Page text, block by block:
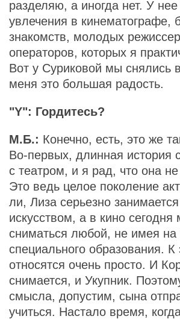
разделяю, а иногда нет. У нее
увлечения в кинематографе,
знакомств, молодых
операторов, которых я
Вот у Суриковой мы снялись
меня это большая радость.
"Y": Гордитесь?
М.Б.: Конечно, есть, это же
Во-первых, длинная история
с театром, и я рад, что она
Это ведь целое поколение
ли, Лиза серьезно
искусством, а в кино сегодня
сниматься любой, не имея на
специального образования. К
относятся очень просто. И
снимается, и Укупник.
смысла, допустим, сына
учиться. Настало время,